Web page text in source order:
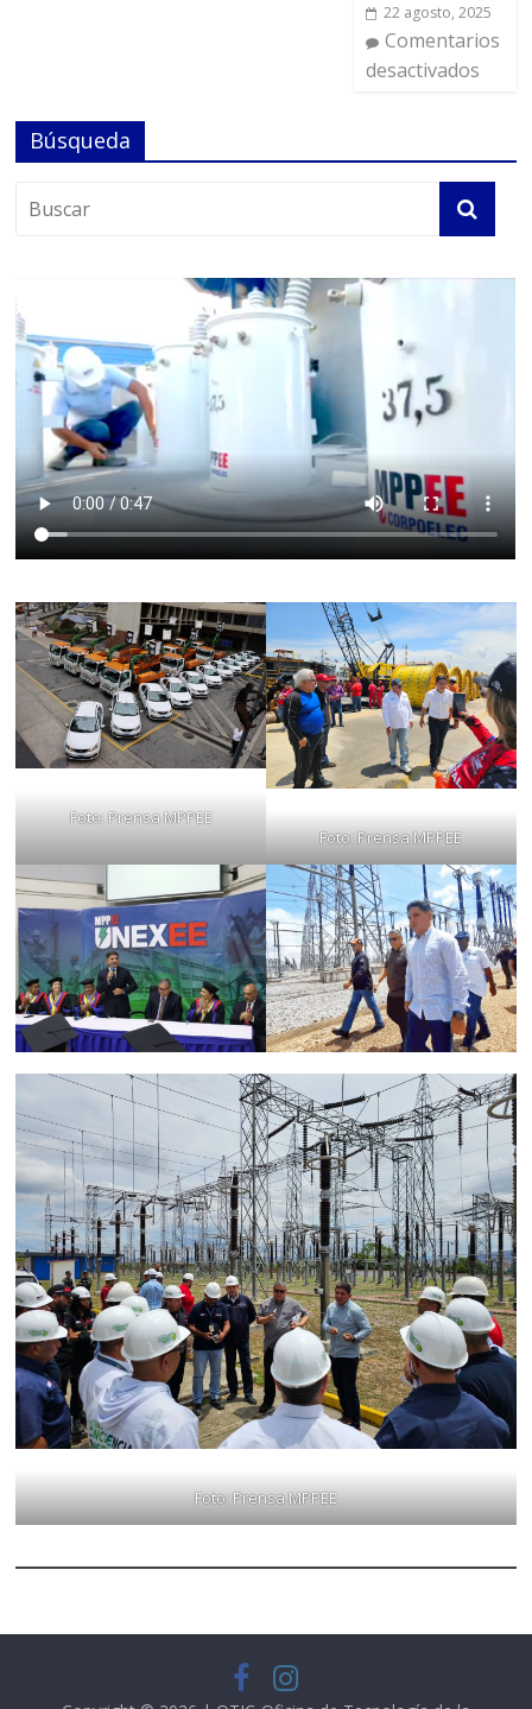
22 agosto, 2025
Comentarios
desactivados
Búsqueda
Foto: Prensa MPPEE
Foto: Prensa MPPEE
Foto: Prensa MPPEE